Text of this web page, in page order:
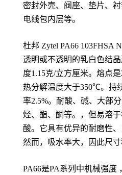
密封外壳、阀座、垫片、
电线包内层等。
杜邦 Zytel PA66 103FHSA
透明或不透明的乳白色结
度1.15克/立方厘米。熔点
热分解温度大于350℃。持
率2.5%。耐酸、碱、大部
烃、酯、酮等。，但易溶
酸。它具有优异的耐磨性
然而，吸水率大，因此尺寸
PA66是PA系列中机械强度